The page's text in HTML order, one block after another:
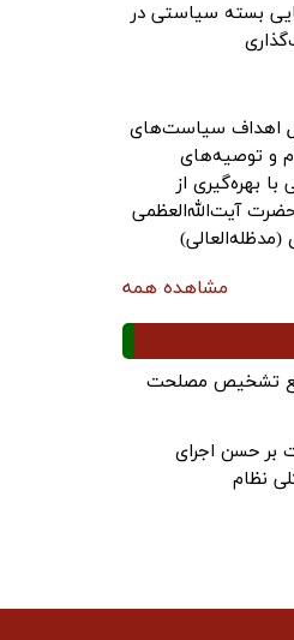
بسته سیاستی در
اهداف سیاست‌های
و توصیه‌های
بهره‌گیری از
آیت‌الله‌العظمی
(مدظله‌العالی)
مشاهده همه
تشخیص مصلحت
بر حسن اجرای
نظام